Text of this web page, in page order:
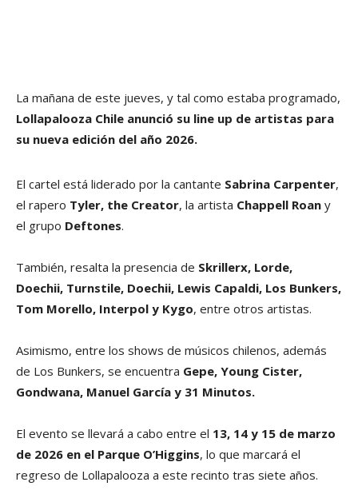
La mañana de este jueves, y tal como estaba programado,
Lollapalooza Chile anunció su line up de artistas para
su nueva edición del año 2026.
El cartel está liderado por la cantante Sabrina Carpenter,
el rapero Tyler, the Creator, la artista Chappell Roan y
el grupo Deftones.
También, resalta la presencia de Skrillerx, Lorde,
Doechii, Turnstile, Doechii, Lewis Capaldi, Los Bunkers,
Tom Morello, Interpol y Kygo, entre otros artistas.
Asimismo, entre los shows de músicos chilenos, además
de Los Bunkers, se encuentra Gepe, Young Cister,
Gondwana, Manuel García y 31 Minutos.
El evento se llevará a cabo entre el 13, 14 y 15 de marzo
de 2026 en el Parque O’Higgins, lo que marcará el
regreso de Lollapalooza a este recinto tras siete años.